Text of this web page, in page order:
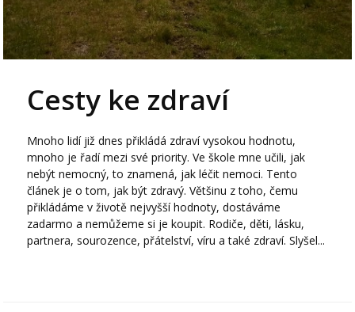
Cesty ke zdraví
Mnoho lidí již dnes přikládá zdraví vysokou hodnotu,
mnoho je řadí mezi své priority. Ve škole mne učili, jak
nebýt nemocný, to znamená, jak léčit nemoci. Tento
článek je o tom, jak být zdravý. Většinu z toho, čemu
přikládáme v životě nejvyšší hodnoty, dostáváme
zadarmo a nemůžeme si je koupit. Rodiče, děti, lásku,
partnera, sourozence, přátelství, víru a také zdraví. Slyšel...